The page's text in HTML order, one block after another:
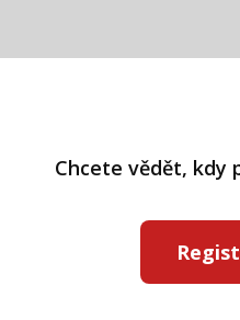
Chcete vědět, kdy